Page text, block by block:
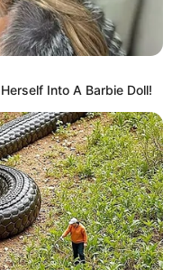
Into A Barbie Doll!